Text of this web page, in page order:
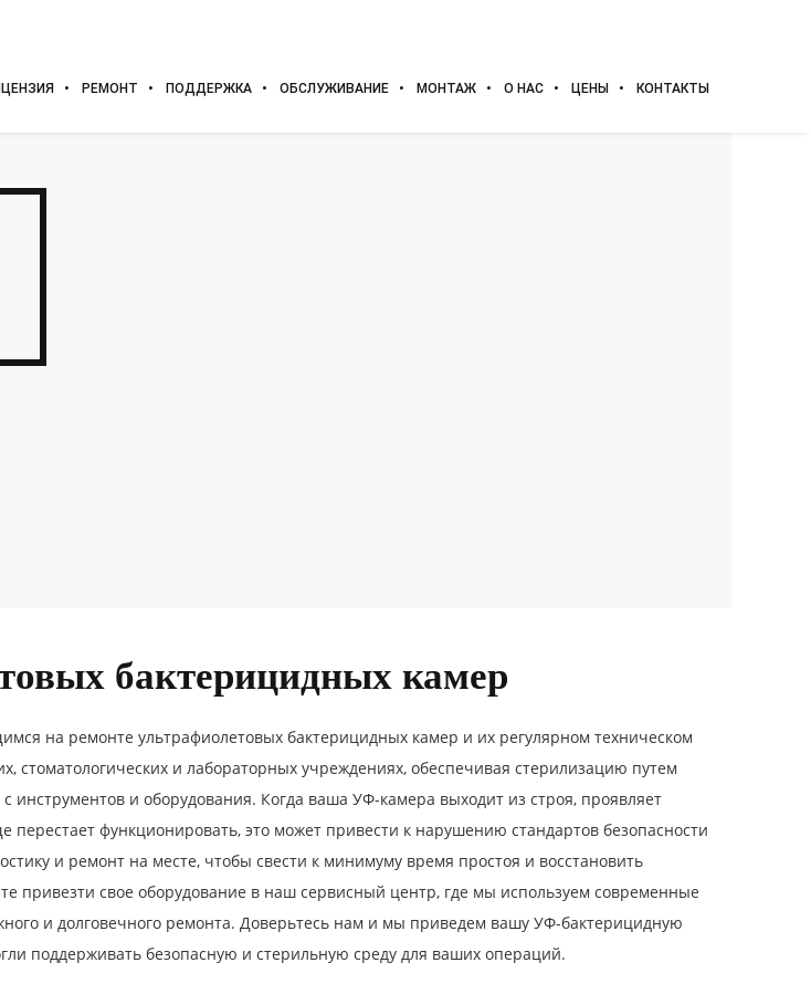
РЕМОНТ ПОДДЕРЖКА ОБСЛУЖИВАНИЕ МОНТАЖ О НАС ЦЕНЫ КОНТАКТЫ
бактерицидных камер
на ремонте ультрафиолетовых бактерицидных камер и их регулярном техническом
и лабораторных учреждениях, обеспечивая стерилизацию путем
инструментов и оборудования. Когда ваша УФ-камера выходит из строя, проявляет
функционировать, это может привести к нарушению стандартов безопасности
и ремонт на месте, чтобы свести к минимуму время простоя и восстановить
привезти свое оборудование в наш сервисный центр, где мы используем современные
и долговечного ремонта. Доверьтесь нам и мы приведем вашу УФ-бактерицидную
поддерживать безопасную и стерильную среду для ваших операций.